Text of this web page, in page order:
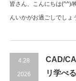
皆さん、こんにちは(^^)/
んいかがお過ごしでしょ
4.28
2026
CAD/
リ学べる